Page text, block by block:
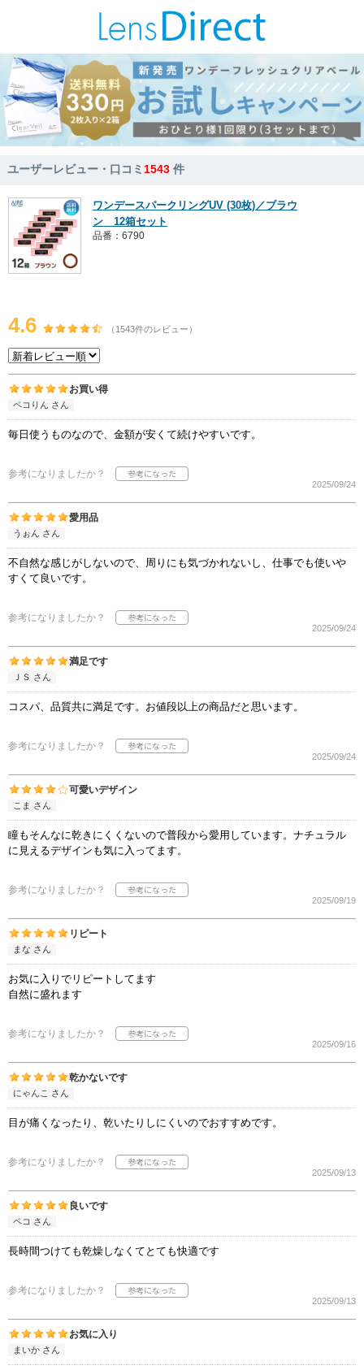
ユーザーレビュー・口コミ1543 件
ワンデースパークリングUV (30枚)／ブラウ
ン 12箱セット
品番：6790
4.6 （1543件のレビュー）
お買い得
ペコりん さん
毎日使うものなので、金額が安くて続けやすいです。
参考になりましたか？
2025/09/24
愛用品
うぉん さん
不自然な感じがしないので、周りにも気づかれないし、仕事でも使いや
すくて良いです。
参考になりましたか？
2025/09/24
満足です
ＪＳ さん
コスパ、品質共に満足です。お値段以上の商品だと思います。
参考になりましたか？
2025/09/24
可愛いデザイン
こま さん
瞳もそんなに乾きにくくないので普段から愛用しています。ナチュラル
に見えるデザインも気に入ってます。
参考になりましたか？
2025/09/19
リピート
まな さん
お気に入りでリピートしてます
自然に盛れます
参考になりましたか？
2025/09/16
乾かないです
にゃんこ さん
目が痛くなったり、乾いたりしにくいのでおすすめです。
参考になりましたか？
2025/09/13
良いです
ペコ さん
長時間つけても乾燥しなくてとても快適です
参考になりましたか？
2025/09/13
お気に入り
まいか さん